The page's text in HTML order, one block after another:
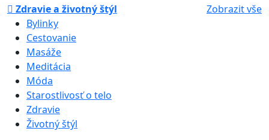
Zdravie a životný štýl
Zobrazit vše
Bylinky
Cestovanie
Masáže
Meditácia
Móda
Starostlivosť o telo
Zdravie
Životný štýl